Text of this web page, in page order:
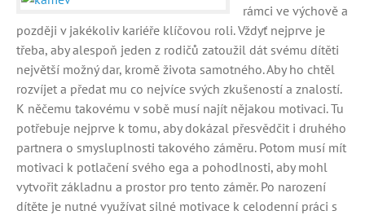
rámci ve výchově a
později v jakékoliv kariéře klíčovou roli. Vždyť nejprve je
třeba, aby alespoň jeden z rodičů zatoužil dát svému dítěti
největší možný dar, kromě života samotného. Aby ho chtěl
rozvíjet a předat mu co nejvíce svých zkušeností a znalostí.
K něčemu takovému v sobě musí najít nějakou motivaci. Tu
potřebuje nejprve k tomu, aby dokázal přesvědčit i druhého
partnera o smysluplnosti takového záměru. Potom musí mít
motivaci k potlačení svého ega a pohodlnosti, aby mohl
vytvořit základnu a prostor pro tento záměr. Po narození
dítěte je nutné využívat silné motivace k celodenní práci s